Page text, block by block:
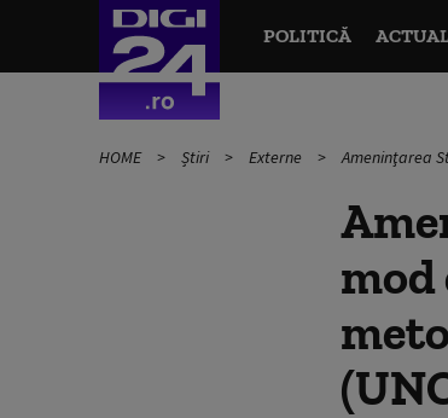
POLITICĂ
HOME Știri Externe Ameninţarea